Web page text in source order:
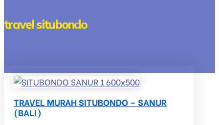
travel situbondo
TRAVEL MURAH SITUBONDO – SANUR
(BALI)